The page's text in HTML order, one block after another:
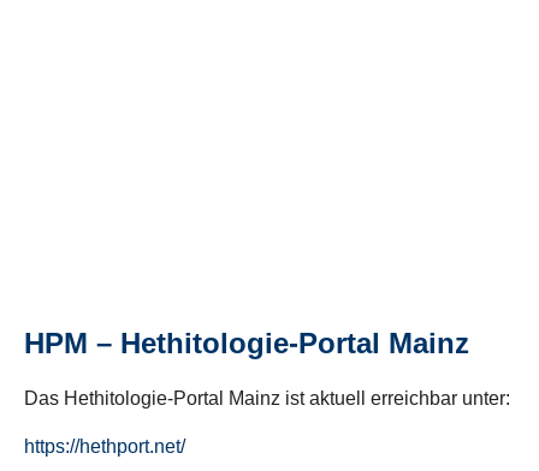
HPM – Hethitologie-Portal Mainz
Das Hethitologie-Portal Mainz ist aktuell erreichbar unter:
https://hethport.net/